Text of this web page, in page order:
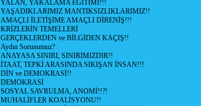
YALAN, YAKALAMA EGİTİMİ!!!
YAŞADIKLARIMIZ MANTIKSIZLIKLARIMIZ!!
AMAÇLI İLETİŞİME AMAÇLI DİRENİŞ!!!
KRİZLERİN TEMELLERİ
GERÇEKLERDEN ve BİLGİDEN KAÇIŞ!!
Aydın Sorunumuz?
ANAYASA SINIRI, SINIRIMIZDIR!!
İTAAT, TEPKİ ARASINDA SIKIŞAN İNSAN!!!
DİN ve DEMOKRASİ!!
DEMOKRASİ
SOSYAL SAVRULMA, ANOMİ!!?!
MUHALİFLER KOALİSYONU!!